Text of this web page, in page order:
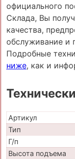
официального
Склада, Вы
качества,
обслуживание и
Подробные
ниже, как и
Артикул
Тип
Г/п
Высота подъема